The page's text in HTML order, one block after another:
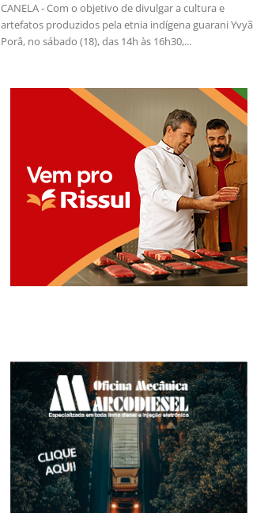
CANELA - Com o objetivo de divulgar a cultura e
artefatos produzidos pela etnia indígena guarani Yvyã
Porâ, no sábado (18), das 14h às 16h30,...